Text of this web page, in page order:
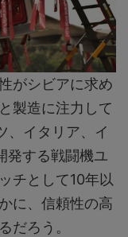
がシビアに求め
製造に注力して
、イタリア、イ
発する戦闘機ユ
チとして10年以
に、信頼性の高
だろう。